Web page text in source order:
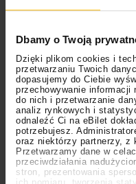
Dbamy o Twoją
Dzięki plikom cookies i
przetwarzaniu Twoich
dopasujemy do Ciebie
przechowywanie informacji
do nich i przetwarzanie
analiz rynkowych i
odnaleźć Ci na eBilet
potrzebujesz.
oraz niektórzy partnerzy, z
Przetwarzamy dane w
przeciwdziałania
stron, prezentowania
Spotify. Utwór zasilił
dodatkowo wpłynęło
Jesteście gotowi, by
wersji “live”?